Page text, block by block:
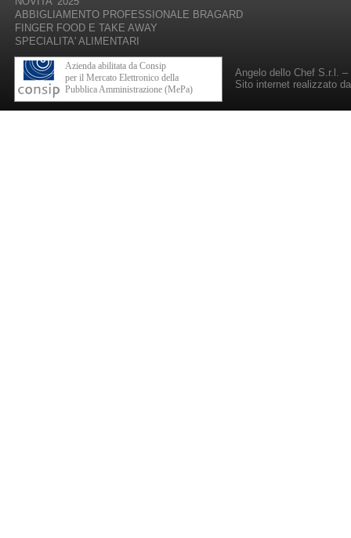
ABBIGLIAMENTO PROFESSIONALE BRAGARD
FINGER FOOD E TAKE AWAY
SPECIALITA' ALIMENTARI
Azienda abilitata da Consip
per il Mercato Elettronico della
Pubblica Amministrazione (MePa)
Angelo dello Chef S.r.l. –
Sito internet realizzato